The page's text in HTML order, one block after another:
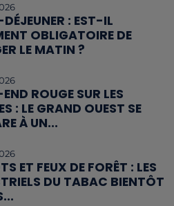
: EST-IL
OBLIGATOIRE DE
LE MATIN ?
ROUGE SUR LES
: LE GRAND OUEST SE
À UN...
ET FEUX DE FORÊT : LES
DU TABAC BIENTÔT